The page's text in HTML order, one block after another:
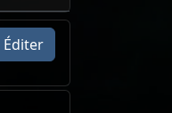
Éditer